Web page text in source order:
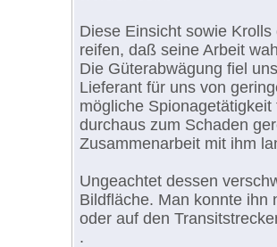
Diese Einsicht sowie
reifen, daß seine Arbeit
Die Güterabwägung fiel
Lieferant für uns von
mögliche
durchaus zum Schaden
Zusammenarbeit mit ihm
Ungeachtet dessen
Bildfläche. Man konnte ihn
oder auf den
.